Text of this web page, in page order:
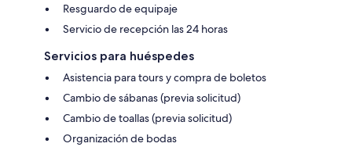
Resguardo de equipaje
Servicio de recepción las 24 horas
Servicios para huéspedes
Asistencia para tours y compra de boletos
Cambio de sábanas (previa solicitud)
Cambio de toallas (previa solicitud)
Organización de bodas